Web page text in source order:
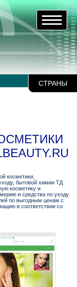
СТРАНЫ
косметики,
бытовой химии ТД
косметику и
и средства по уходу
по выгодным ценам с
в соответствии со